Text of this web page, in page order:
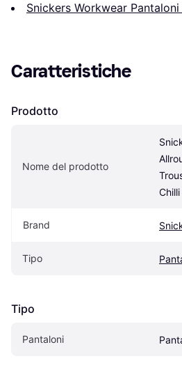
Snickers Workwear
Caratteristiche
Prodotto
Nome del prodotto
Brand
Tipo
Tipo
Pantaloni